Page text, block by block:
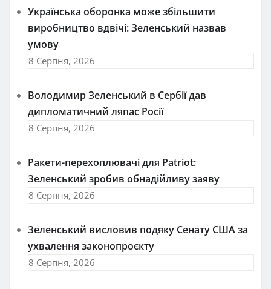
Українська оборонка може збільшити
виробництво вдвічі: Зеленський назвав
умову
8 Серпня, 2026
Володимир Зеленський в Сербії дав
дипломатичний ляпас Росії
8 Серпня, 2026
Ракети-перехоплювачі для Patriot:
Зеленський зробив обнадійливу заяву
8 Серпня, 2026
Зеленський висловив подяку Сенату США за
ухвалення законопроєкту
8 Серпня, 2026